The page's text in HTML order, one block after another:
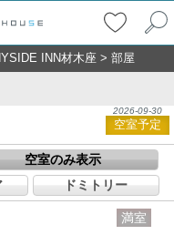
INN材木座 > 部屋
2026-09-30
空室予定
空室のみ表示
ドミトリー
満室